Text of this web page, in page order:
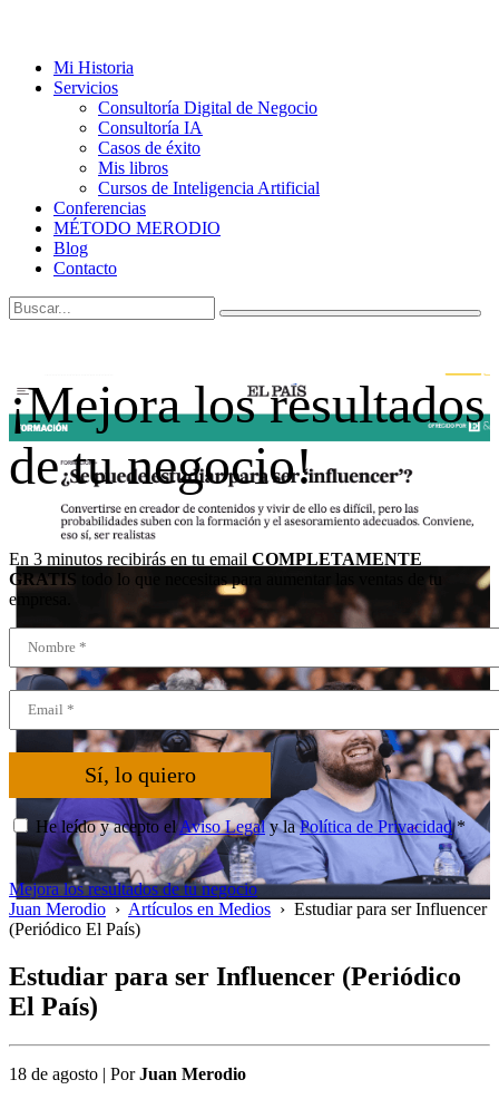
Mi Historia
Servicios
Consultoría Digital de Negocio
Consultoría IA
Casos de éxito
Mis libros
Cursos de Inteligencia Artificial
Conferencias
MÉTODO MERODIO
Blog
Contacto
¡Mejora los resultados
de tu negocio!
En 3 minutos recibirás en tu email COMPLETAMENTE
GRATIS
todo lo que necesitas para aumentar las ventas de tu
empresa.
Sí, lo quiero
He leído y acepto elAviso Legaly laPolítica de Privacidad*
Mejora los resultados de tu negocio
Juan Merodio › Artículos en Medios › Estudiar para ser Influencer
(Periódico El País)
Estudiar para ser Influencer (Periódico
El País)
18 de agosto | PorJuan Merodio